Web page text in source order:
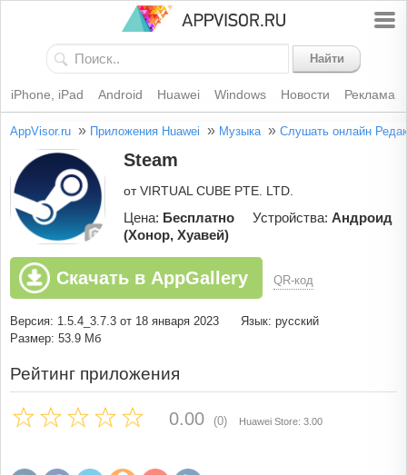
Найти
iPhone, iPad Android Huawei Windows Новости Реклама
AppVisor.ru » Приложения Huawei » Музыка » Слушать онлайн
Steam
от VIRTUAL CUBE PTE. LTD.
Цена: Бесплатно Устройства: Андроид
(Хонор, Хуавей)
Скачать в AppGallery QR-код
Версия: 1.5.4_3.7.3 от 18 января 2023
Язык: русский
Размер: 53.9 Мб
Рейтинг приложения
0.00 (0) Huawei Store: 3.00